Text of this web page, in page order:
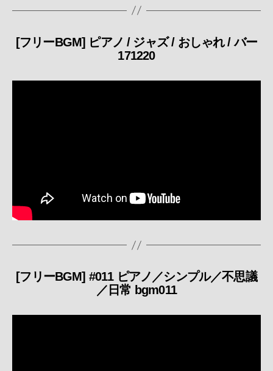
カ
テ
リ
[フリーBGM] ピアノ / ジャズ / おしゃれ / バー
171220
カ
テ
リ
[フリーBGM] #011 ピアノ／シンプル／不思議
／日常 bgm011